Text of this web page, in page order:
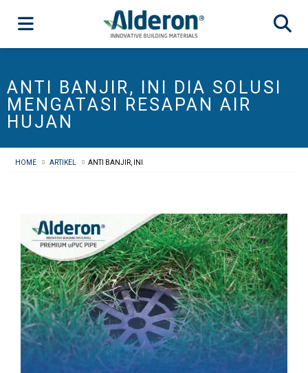
ANTI BANJIR, INI DIA SOLUSI
MENGATASI RESAPAN AIR
HUJAN
HOME ARTIKEL ANTI BANJIR, INI